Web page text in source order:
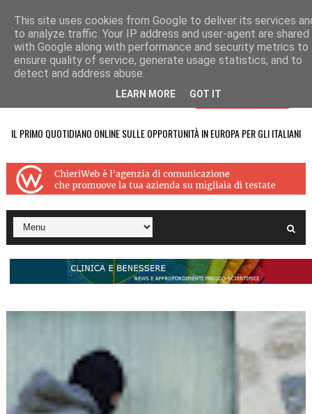
IL PRIMO QUOTIDIANO ONLINE SULLE OPPORTUNITÀ IN EUROPA PER GLI ITALIANI
This site uses cookies from Google to deliver its services
to analyze traffic. Your IP address and user-agent are shared
with Google along with performance and security metrics to
ensure quality of service, generate usage statistics, and to
detect and address abuse.
LEARN MORE GOT IT